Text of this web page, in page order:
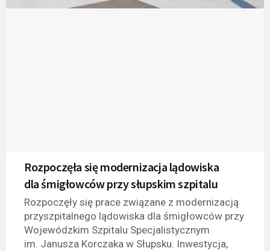
Rozpoczęła się modernizacja lądowiska
dla śmigłowców przy słupskim szpitalu
Rozpoczęły się prace związane z modernizacją
przyszpitalnego lądowiska dla śmigłowców przy
Wojewódzkim Szpitalu Specjalistycznym
im. Janusza Korczaka w Słupsku. Inwestycja,